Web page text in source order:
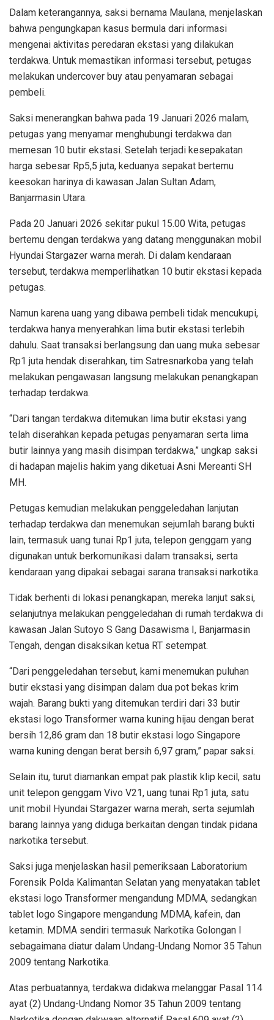
Dalam keterangannya, saksi bernama Maulana, menjelaskan
bahwa pengungkapan kasus bermula dari informasi
mengenai aktivitas peredaran ekstasi yang dilakukan
terdakwa. Untuk memastikan informasi tersebut, petugas
melakukan undercover buy atau penyamaran sebagai
pembeli.
Saksi menerangkan bahwa pada 19 Januari 2026 malam,
petugas yang menyamar menghubungi terdakwa dan
memesan 10 butir ekstasi. Setelah terjadi kesepakatan
harga sebesar Rp5,5 juta, keduanya sepakat bertemu
keesokan harinya di kawasan Jalan Sultan Adam,
Banjarmasin Utara.
Pada 20 Januari 2026 sekitar pukul 15.00 Wita, petugas
bertemu dengan terdakwa yang datang menggunakan mobil
Hyundai Stargazer warna merah. Di dalam kendaraan
tersebut, terdakwa memperlihatkan 10 butir ekstasi kepada
petugas.
Namun karena uang yang dibawa pembeli tidak mencukupi,
terdakwa hanya menyerahkan lima butir ekstasi terlebih
dahulu. Saat transaksi berlangsung dan uang muka sebesar
Rp1 juta hendak diserahkan, tim Satresnarkoba yang telah
melakukan pengawasan langsung melakukan penangkapan
terhadap terdakwa.
“Dari tangan terdakwa ditemukan lima butir ekstasi yang
telah diserahkan kepada petugas penyamaran serta lima
butir lainnya yang masih disimpan terdakwa,” ungkap saksi
di hadapan majelis hakim yang diketuai Asni Mereanti SH
MH.
Petugas kemudian melakukan penggeledahan lanjutan
terhadap terdakwa dan menemukan sejumlah barang bukti
lain, termasuk uang tunai Rp1 juta, telepon genggam yang
digunakan untuk berkomunikasi dalam transaksi, serta
kendaraan yang dipakai sebagai sarana transaksi narkotika.
Tidak berhenti di lokasi penangkapan, mereka lanjut saksi,
selanjutnya melakukan penggeledahan di rumah terdakwa di
kawasan Jalan Sutoyo S Gang Dasawisma I, Banjarmasin
Tengah, dengan disaksikan ketua RT setempat.
“Dari penggeledahan tersebut, kami menemukan puluhan
butir ekstasi yang disimpan dalam dua pot bekas krim
wajah. Barang bukti yang ditemukan terdiri dari 33 butir
ekstasi logo Transformer warna kuning hijau dengan berat
bersih 12,86 gram dan 18 butir ekstasi logo Singapore
warna kuning dengan berat bersih 6,97 gram,” papar saksi.
Selain itu, turut diamankan empat pak plastik klip kecil, satu
unit telepon genggam Vivo V21, uang tunai Rp1 juta, satu
unit mobil Hyundai Stargazer warna merah, serta sejumlah
barang lainnya yang diduga berkaitan dengan tindak pidana
narkotika tersebut.
Saksi juga menjelaskan hasil pemeriksaan Laboratorium
Forensik Polda Kalimantan Selatan yang menyatakan tablet
ekstasi logo Transformer mengandung MDMA, sedangkan
tablet logo Singapore mengandung MDMA, kafein, dan
ketamin. MDMA sendiri termasuk Narkotika Golongan I
sebagaimana diatur dalam Undang-Undang Nomor 35 Tahun
2009 tentang Narkotika.
Atas perbuatannya, terdakwa didakwa melanggar Pasal 114
ayat (2) Undang-Undang Nomor 35 Tahun 2009 tentang